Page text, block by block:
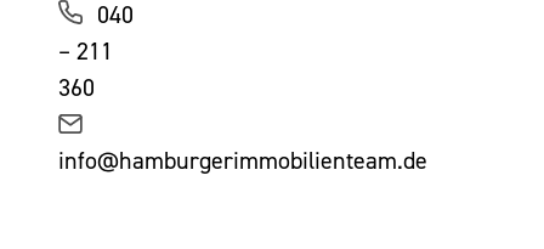
040
– 211
360
info@hamburgerimmobilienteam.de